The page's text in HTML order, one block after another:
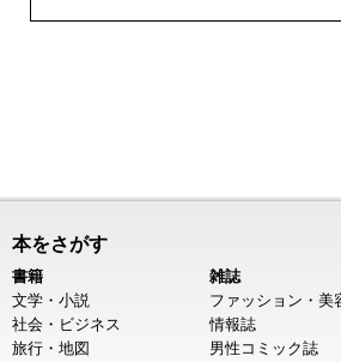
本をさがす
書籍
文学・小説
社会・ビジネス
旅行・地図
雑誌
ファッション・美
情報誌
男性コミック誌